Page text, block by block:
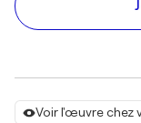
Voir l'œuvre chez